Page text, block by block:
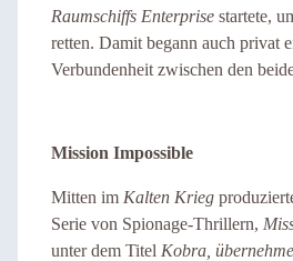
Raumschiffs Enterprise startete,
retten. Damit begann auch privat
Verbundenheit zwischen den
Mission Impossible
Mitten im Kalten Krieg
Serie von Spionage-Thrillern,
unter dem Titel Kobra,